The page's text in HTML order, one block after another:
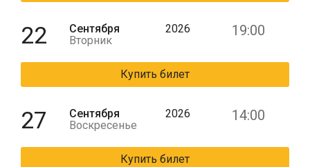
22
Сентября
Вторник
2026 19:00
Купить билет
27
Сентября
Воскресенье
2026 14:00
Купить билет